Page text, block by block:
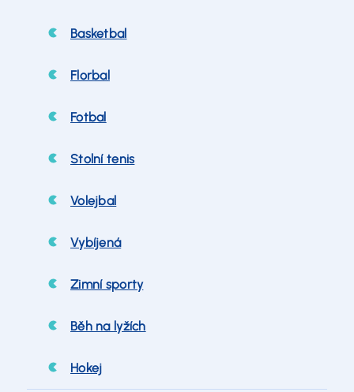
Basketbal
Florbal
Fotbal
Stolní tenis
Volejbal
Vybíjená
Zimní sporty
Běh na lyžích
Hokej